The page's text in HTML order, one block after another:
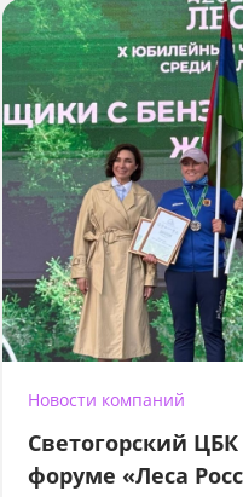
Новости компаний
Светогорский
форуме «Леса